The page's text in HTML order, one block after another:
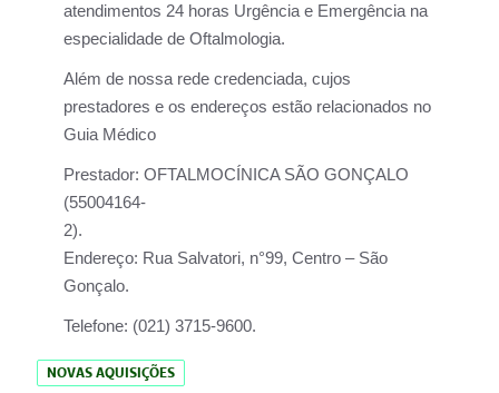
atendimentos 24 horas Urgência e Emergência na
especialidade de Oftalmologia.
Além de nossa rede credenciada, cujos
prestadores e os endereços estão relacionados no
Guia Médico
Prestador: OFTALMOCÍNICA SÃO GONÇALO
(55004164-
2).
Endereço: Rua Salvatori, n°99, Centro – São
Gonçalo.
Telefone: (021) 3715-9600.
NOVAS AQUISIÇÕES